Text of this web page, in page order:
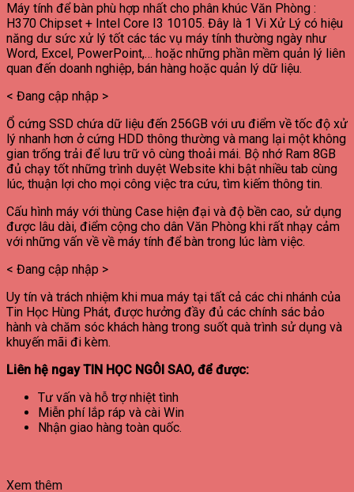
Máy tính để bàn phù hợp nhất cho phân khúc Văn Phòng :
H370 Chipset + Intel Core I3 10105. Đây là 1 Vi Xử Lý có hiệu
năng dư sức xử lý tốt các tác vụ máy tính thường ngày như
Word, Excel, PowerPoint,… hoặc những phần mềm quản lý liên
quan đến doanh nghiệp, bán hàng hoặc quản lý dữ liệu.
< Đang cập nhập >
Ổ cứng SSD chứa dữ liệu đến 256GB với ưu điểm về tốc độ xử
lý nhanh hơn ở cứng HDD thông thường và mang lại một không
gian trống trải để lưu trữ vô cùng thoải mái. Bộ nhớ Ram 8GB
đủ chạy tốt những trình duyệt Website khi bật nhiều tab cùng
lúc, thuận lợi cho mọi công việc tra cứu, tìm kiếm thông tin.
Cấu hình máy với thùng Case hiện đại và độ bền cao, sử dụng
được lâu dài, điểm cộng cho dân Văn Phòng khi rất nhạy cảm
với những vấn về về máy tính để bàn trong lúc làm việc.
< Đang cập nhập >
Uy tín và trách nhiệm khi mua máy tại tất cả các chi nhánh của
Tin Học Hùng Phát, được hưởng đầy đủ các chính sác bảo
hành và chăm sóc khách hàng trong suốt quà trình sử dụng và
khuyến mãi đi kèm.
Liên hệ ngay TIN HỌC NGÔI SAO, để được:
Tư vấn và hỗ trợ nhiệt tình
Miễn phí lắp ráp và cài Win
Nhận giao hàng toàn quốc.
Xem thêm